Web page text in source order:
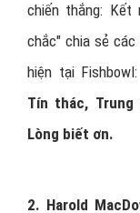
chiến thắng:
chắc" chia sẻ
hiện tại Fishbowl:
Tín thác, Trung
Lòng biết ơn.
2. Harold